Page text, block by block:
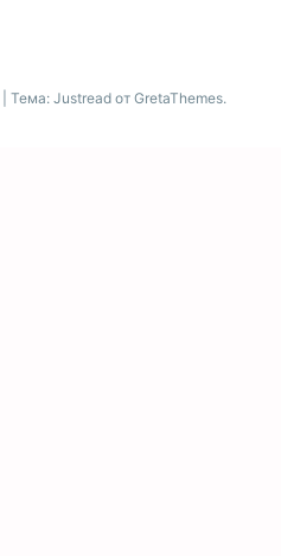
Тема: Justread от GretaThemes.